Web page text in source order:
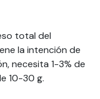
total del
la intención de
necesita 1-3% de
10-30 g.